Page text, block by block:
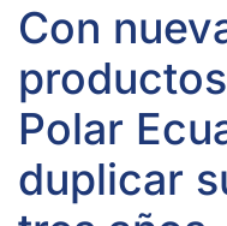
Con
Polar
duplicar